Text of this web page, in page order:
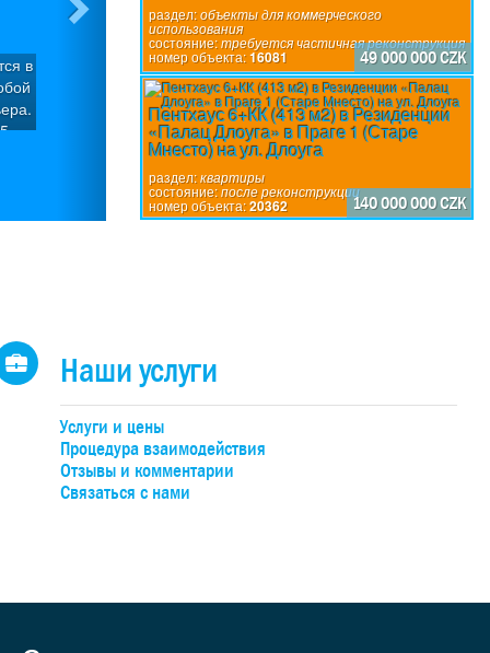
в
-
+
раздел:объекты для коммерческого
использования
состояние:требуется частичная реконструкция
номер объекта:16081 49 000 000 CZK
Пентхаус 6+КК (413 м2) в Резиденции
«Палац Длоуга» в Праге 1 (Старе
Мнесто) на ул. Длоуга
раздел:квартиры
состояние:после реконструкции
номер объекта:20362 140 000 000 CZK
Наши услуги
Услуги и цены
Процедура взаимодействия
Отзывы и комментарии
Связаться с нами